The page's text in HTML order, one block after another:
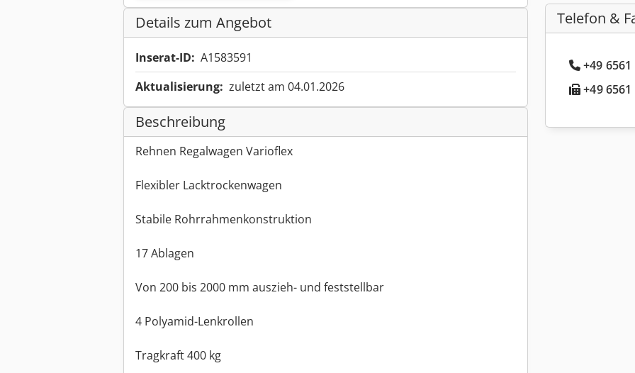
Details zum Angebot
Inserat-ID: A1583591
Aktualisierung: zuletzt am 04.01.2026
Beschreibung
Rehnen Regalwagen Varioflex
Flexibler Lacktrockenwagen
Stabile Rohrrahmenkonstruktion
17 Ablagen
Von 200 bis 2000 mm auszieh- und feststellbar
4 Polyamid-Lenkrollen
Tragkraft 400 kg
Telefon &
+49
+49